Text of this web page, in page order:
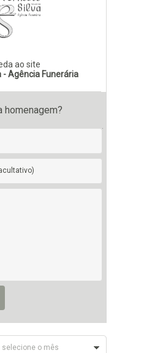
ao site
- Agência Funerária
homenagem?
selecione o mês